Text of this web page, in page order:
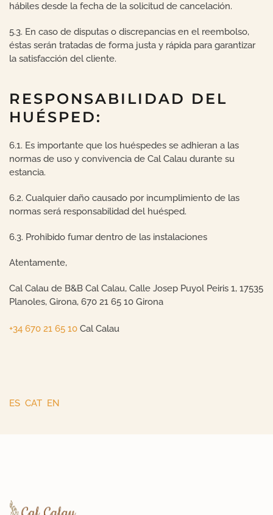
hábiles desde la fecha de la solicitud de cancelación.
5.3. En caso de disputas o discrepancias en el reembolso,
éstas serán tratadas de forma justa y rápida para garantizar
la satisfacción del cliente.
RESPONSABILIDAD DEL
HUÉSPED:
6.1. Es importante que los huéspedes se adhieran a las
normas de uso y convivencia de Cal Calau durante su
estancia.
6.2. Cualquier daño causado por incumplimiento de las
normas será responsabilidad del huésped.
6.3. Prohibido fumar dentro de las instalaciones
Atentamente,
Cal Calau de B&B Cal Calau, Calle Josep Puyol Peiris 1, 17535
Planoles, Girona, 670 21 65 10 Girona
+34 670 21 65 10 Cal Calau
ES CAT EN